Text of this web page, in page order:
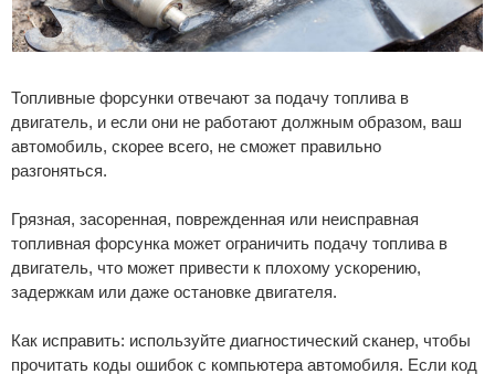
Топливные форсунки отвечают за подачу топлива в
двигатель, и если они не работают должным образом, ваш
автомобиль, скорее всего, не сможет правильно
разгоняться.
Грязная, засоренная, поврежденная или неисправная
топливная форсунка может ограничить подачу топлива в
двигатель, что может привести к плохому ускорению,
задержкам или даже остановке двигателя.
Как исправить: используйте диагностический сканер, чтобы
прочитать коды ошибок с компьютера автомобиля. Если код